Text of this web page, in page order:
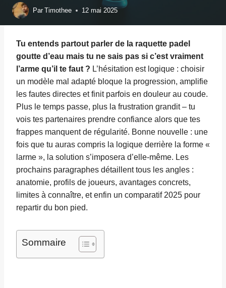
Par Timothee 12 mai 2025
Tu entends partout parler de la raquette padel
goutte d’eau mais tu ne sais pas si c’est vraiment
l’arme qu’il te faut ? L’hésitation est logique : choisir
un modèle mal adapté bloque la progression, amplifie
les fautes directes et finit parfois en douleur au coude.
Plus le temps passe, plus la frustration grandit – tu
vois tes partenaires prendre confiance alors que tes
frappes manquent de régularité. Bonne nouvelle : une
fois que tu auras compris la logique derrière la forme «
larme », la solution s’imposera d’elle-même. Les
prochains paragraphes détaillent tous les angles :
anatomie, profils de joueurs, avantages concrets,
limites à connaître, et enfin un comparatif 2025 pour
repartir du bon pied.
Sommaire